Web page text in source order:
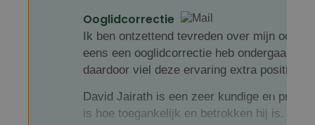
Ooglidcorrectie
Ik ben ontzettend tevreden over mijn
eens een ooglidcorrectie heb ondergaan,
daardoor viel deze ervaring extra positief
David Jairath is een zeer kundige en
is hoe toegankelijk en betrokken hij is. Hij
Google Privacy Policy